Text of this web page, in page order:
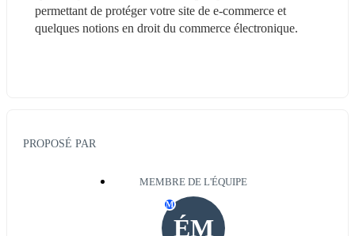
permettant de protéger votre site de e-commerce et
quelques notions en droit du commerce électronique.
PROPOSÉ PAR
MEMBRE DE L'ÉQUIPE
ÉM
M